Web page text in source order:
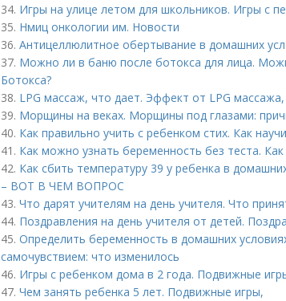
34. Игры на улице летом для школьников. Игры с
35. Нмиц онкологии им. Новости
36. Антицеллюлитное обертывание в домашних
37. Можно ли в баню после ботокса для лица.
Ботокса?
38. LPG массаж, что дает. Эффект от LPG
39. Морщины на веках. Морщины под глазами:
40. Как правильно учить с ребенком стих. Как
41. Как можно узнать беременность без теста.
42. Как сбить температуру 39 у ребенка в
– ВОТ В ЧЕМ ВОПРОС
43. Что дарят учителям на день учителя. Что
44. Поздравления на день учителя от детей.
45. Определить беременность в домашних
самочувствием: что изменилось
46. Игры с ребенком дома в 2 года. Подвижные
47. Чем занять ребенка 5 лет. Подвижные игры,